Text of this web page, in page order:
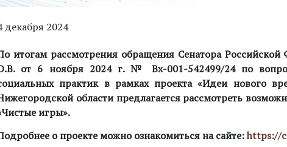
декабря 2024
итогам рассмотрения обращения Сенатора
от 6 ноября 2024 г. № Вх-001-542499/24 по
практик в рамках проекта «Идеи нового
области предлагается рассмотреть
игры».
о проекте можно ознакомиться на сайте:https://